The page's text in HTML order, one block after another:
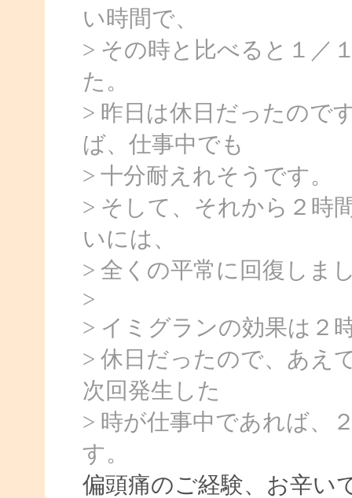
い時間で、
> その時と比べると１／
た。
> 昨日は休日だったので
ば、仕事中でも
> 十分耐えれそうです。
> そして、それから２時
いには、
> 全くの平常に回復しま
>
> イミグランの効果は２
> 休日だったので、あえ
次回発生した
> 時が仕事中であれば、
す。
偏頭痛のご経験、お辛い